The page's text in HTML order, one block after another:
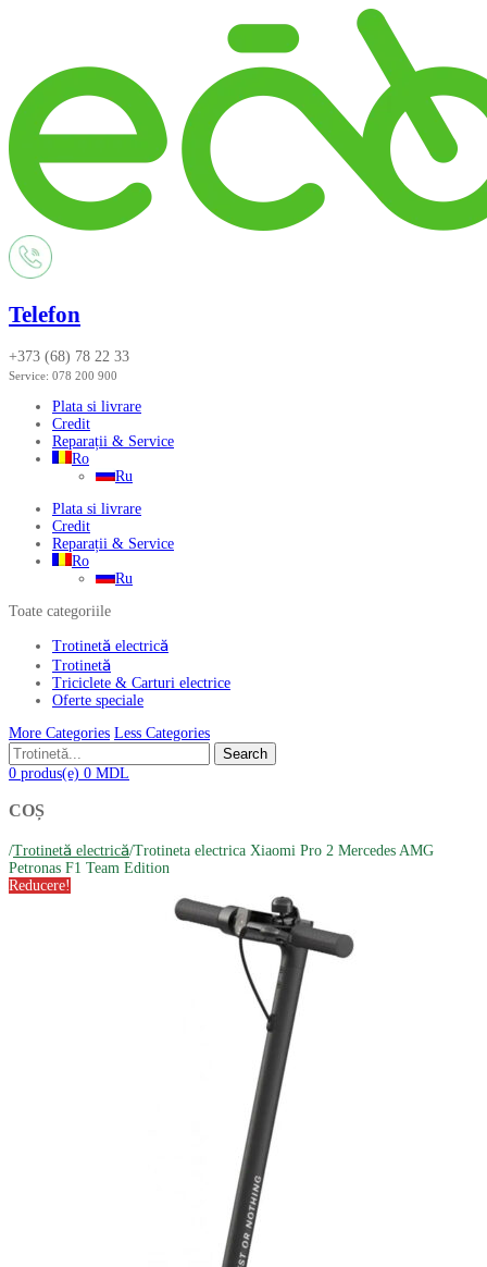
Telefon
+373 (68) 78 22 33
Service: 078 200 900
Plata si livrare
Credit
Reparații & Service
Ro
Ru
Plata si livrare
Credit
Reparații & Service
Ro
Ru
Toate categoriile
Trotinetă electrică
Trotinetă
Triciclete & Carturi electrice
Oferte speciale
More Categories Less Categories
Search
0 produs(e) 0 MDL
COȘ
/Trotinetă electrică/Trotineta electrica Xiaomi Pro 2 Mercedes AMG
Petronas F1 Team Edition
Produse
Reducere!